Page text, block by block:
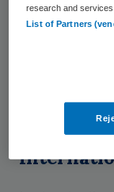
daarmee
uit een
Instituut
Klink en
tot de
research and services
List of Partners